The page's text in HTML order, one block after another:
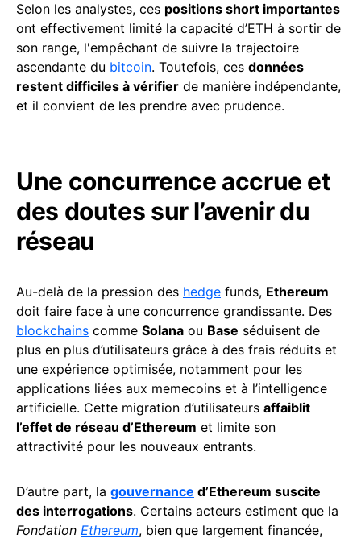
Selon les analystes, ces positions short importantes
ont effectivement limité la capacité d’ETH à sortir de
son range, l'empêchant de suivre la trajectoire
ascendante du bitcoin. Toutefois, ces données
restent difficiles à vérifier de manière indépendante,
et il convient de les prendre avec prudence.
Une concurrence accrue et
des doutes sur l’avenir du
réseau
Au-delà de la pression des hedge funds, Ethereum
doit faire face à une concurrence grandissante. Des
blockchains comme Solana ou Base séduisent de
plus en plus d’utilisateurs grâce à des frais réduits et
une expérience optimisée, notamment pour les
applications liées aux memecoins et à l’intelligence
artificielle. Cette migration d’utilisateurs affaiblit
l’effet de réseau d’Ethereum et limite son
attractivité pour les nouveaux entrants.
D’autre part, la gouvernance d’Ethereum suscite
des interrogations. Certains acteurs estiment que la
Fondation Ethereum, bien que largement financée,